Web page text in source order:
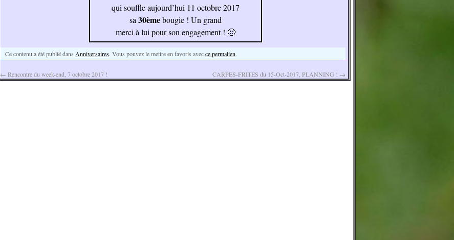
qui souffle aujourd’hui 11 octobre 2017
sa 30èmebougie ! Un grand
merci à lui pour son engagement ! 🙂
Ce contenu a été publié dans Anniversaires. Vous pouvez le mettre en favoris avecce permalien.
← Rencontre du week-end, 7 octobre 2017 ! CARPES-FRITES du 15-Oct-2017, PLANNING ! →